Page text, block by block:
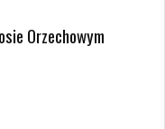
Orzechowym